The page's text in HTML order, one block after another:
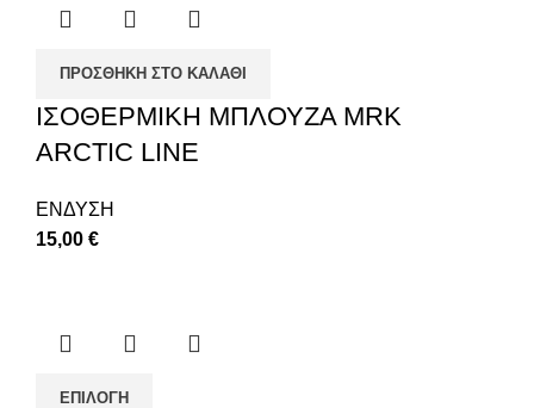
ΠΡΟΣΘΉΚΗ ΣΤΟ ΚΑΛΆΘΙ
ΙΣΟΘΕΡΜΙΚΗ ΜΠΛΟΥΖΑ MRK
ARCTIC LINE
ΕΝΔΥΣΗ
15,00 €
ΕΠΙΛΟΓΉ